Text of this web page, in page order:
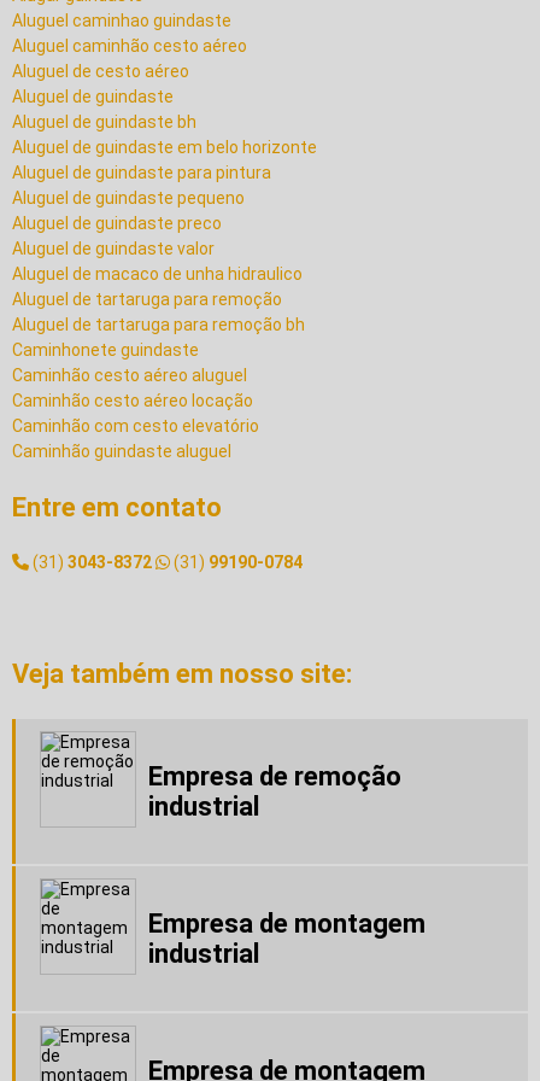
Aluguel caminhao guindaste
Aluguel caminhão cesto aéreo
Aluguel de cesto aéreo
Aluguel de guindaste
Aluguel de guindaste bh
Aluguel de guindaste em belo horizonte
Aluguel de guindaste para pintura
Aluguel de guindaste pequeno
Aluguel de guindaste preco
Aluguel de guindaste valor
Aluguel de macaco de unha hidraulico
Aluguel de tartaruga para remoção
Aluguel de tartaruga para remoção bh
Caminhonete guindaste
Caminhão cesto aéreo aluguel
Caminhão cesto aéreo locação
Caminhão com cesto elevatório
Caminhão guindaste aluguel
Cesto aereo locação
Empresa de guindaste
Empresa de locação de guindaste
Empresa de remoção industrial
Empresas de montagem industrial no brasil
Equipamentos para remoção de máquinas
Equipamentos para remoção industrial
Guindaste 1000 toneladas
Guindaste 4 toneladas
Guindaste 500 kg
Guindaste 6 toneladas
Guindaste aluguel
Guindaste aluguel bh
Guindaste locação
Guindaste para alugar
Guindaste pequeno
Entre em contato
(31) 3043-8372 (31) 99190-0784
Veja também em nosso site:
Empresa de remoção
industrial
Empresa de montagem
industrial
Empresa de montagem